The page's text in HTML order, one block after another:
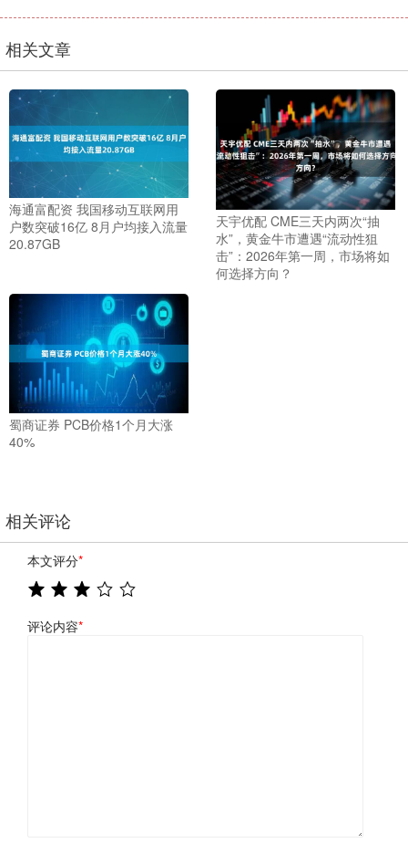
相关文章
海通富配资 我国移动互联网用
户数突破16亿 8月户均接入流量
20.87GB
天宇优配 CME三天内两次“抽
水”，黄金牛市遭遇“流动性狙
击”：2026年第一周，市场将如
何选择方向？
蜀商证券 PCB价格1个月大涨
40%
相关评论
本文评分*
评论内容*